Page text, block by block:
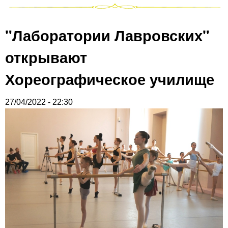
"Лаборатории Лавровских"
открывают
Хореографическое училище
27/04/2022 - 22:30